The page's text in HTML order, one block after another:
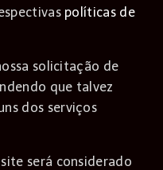
políticas de
solicitação de
que talvez
dos serviços
será considerado